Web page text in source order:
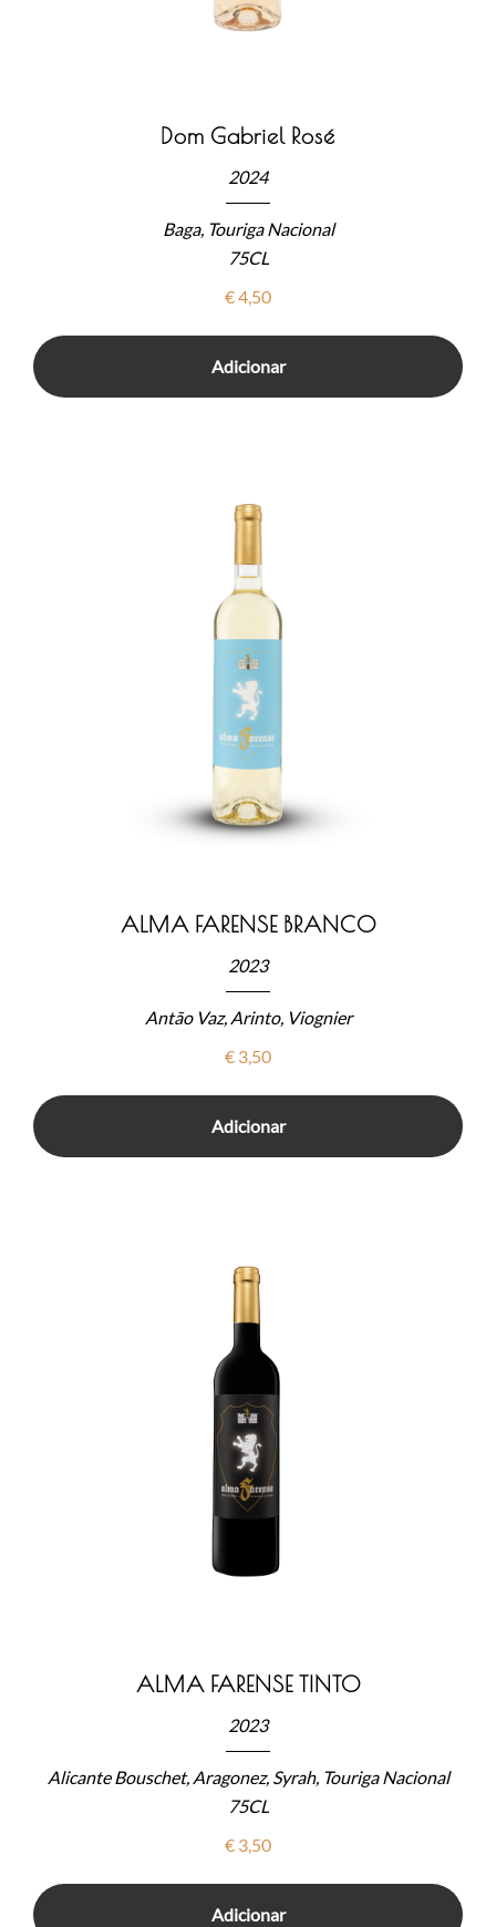
Dom Gabriel Rosé
2024
Baga, Touriga Nacional
75CL
€4,50
Adicionar
ALMA FARENSE BRANCO
2023
Antão Vaz, Arinto, Viognier
€ 3,50
Adicionar
ALMA FARENSE TINTO
2023
Alicante Bouschet, Aragonez, Syrah, Touriga Nacional
75CL
€ 3,50
Adicionar